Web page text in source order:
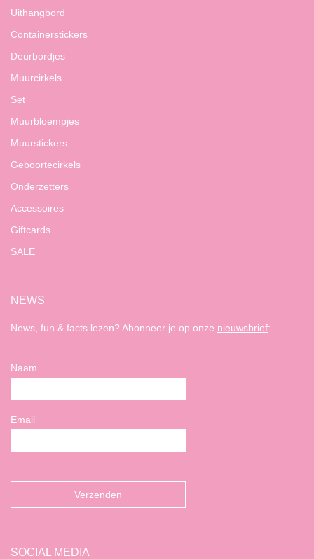
Uithangbord
Containerstickers
Deurbordjes
Muurcirkels
Set
Muurbloempjes
Muurstickers
Geboortecirkels
Onderzetters
Accessoires
Giftcards
SALE
NEWS
News, fun & facts lezen? Abonneer je op onze nieuwsbrief:
Naam
Email
SOCIAL MEDIA